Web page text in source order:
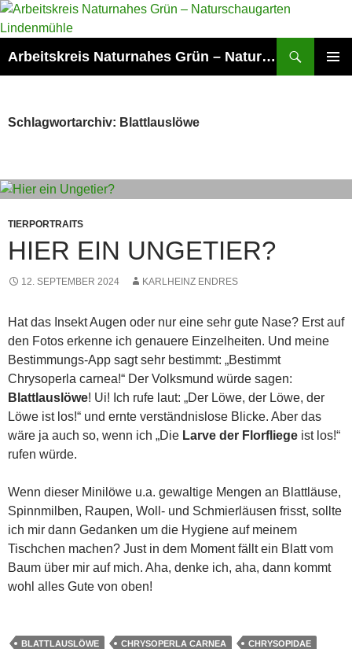
Zum
Inhalt
Arbeitskreis Naturnahes Grün – Naturschaugarten Lindenmühle
Schlagwortarchiv: Blattlauslöwe
TIERPORTRAITS
HIER EIN UNGETIER?
12. SEPTEMBER 2024 KARLHEINZ ENDRES
Hat das Insekt Augen oder nur eine sehr gute Nase? Erst auf
den Fotos erkenne ich genauere Einzelheiten. Und meine
Bestimmungs-App sagt sehr bestimmt: „Bestimmt
Chrysoperla carnea!“ Der Volksmund würde sagen:
Blattlauslöwe! Ui! Ich rufe laut: „Der Löwe, der Löwe, der
Löwe ist los!“ und ernte verständnislose Blicke. Aber das
wäre ja auch so, wenn ich „Die Larve der Florfliege ist los!“
rufen würde.
Wenn dieser Minilöwe u.a. gewaltige Mengen an Blattläuse,
Spinnmilben, Raupen, Woll- und Schmierläusen frisst, sollte
ich mir dann Gedanken um die Hygiene auf meinem
Tischchen machen? Just in dem Moment fällt ein Blatt vom
Baum über mir auf mich. Aha, denke ich, aha, dann kommt
wohl alles Gute von oben!
BLATTLAUSLÖWE CHRYSOPERLA CARNEA
CHRYSOPIDAE